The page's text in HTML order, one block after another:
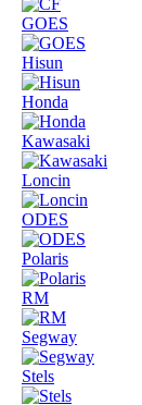
GOES
Hisun
Honda
Kawasaki
Loncin
ODES
Polaris
RM
Segway
Stels